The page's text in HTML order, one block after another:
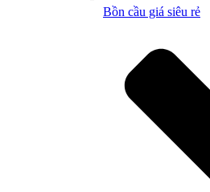
Bồn cầu giá siêu rẻ